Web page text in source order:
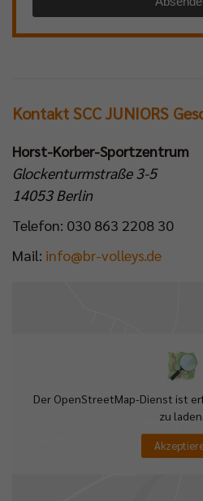
Kontakt SCC JUNIORS
Horst-Korber-Sportzentrum
Glockenturmstraße 3-5
14053 Berlin
Telefon: 030 863 2208 30
Mail: info@br-volleys.de
Der OpenStreetMap-Dienst ist
zu laden.